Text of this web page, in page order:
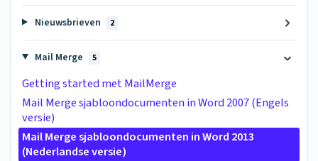
Nieuwsbrieven 2
Mail Merge 5
Getting started met MailMerge
Mail Merge sjabloondocumenten in Word 2007 (Engels
versie)
Mail Merge sjabloondocumenten in Word 2013
(Nederlandse versie)